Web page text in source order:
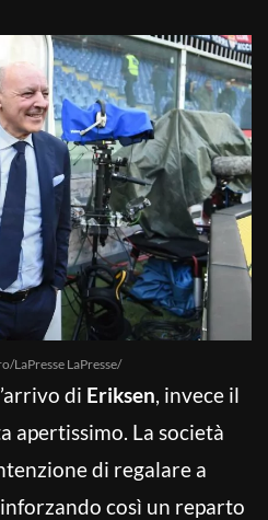
LaPresse LaPresse/
di Eriksen, invece il
apertissimo. La società
di regalare a
così un reparto